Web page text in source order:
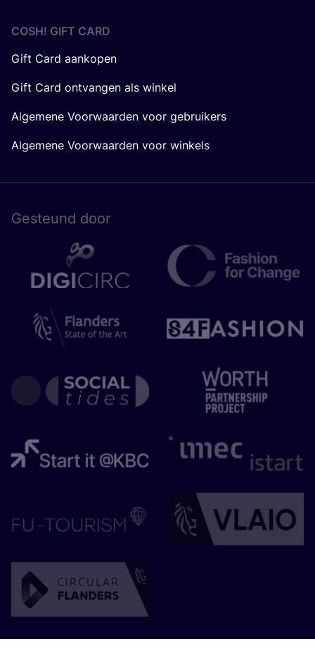
COSH! GIFT CARD
Gift Card aankopen
Gift Card ontvangen als winkel
Algemene Voorwaarden voor gebruikers
Algemene Voorwaarden voor winkels
Gesteund door